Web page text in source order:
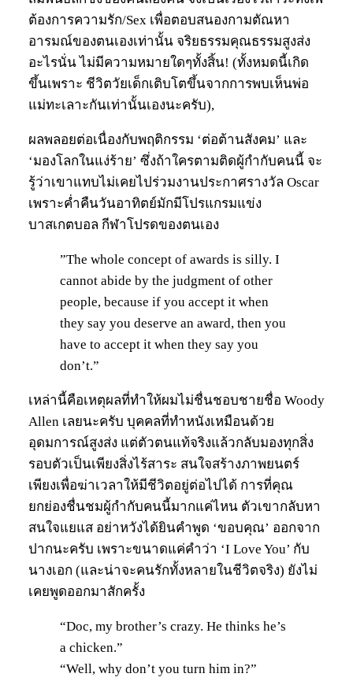
ต้องการความรัก/Sex เพื่อตอบสนองกามตัณหา
อารมณ์ของตนเองเท่านั้น จริยธรรมคุณธรรมสูงส่ง
อะไรนั่น ไม่มีความหมายใดๆทั้งสิ้น! (ทั้งหมดนี้เกิด
ขึ้นเพราะ ชีวิตวัยเด็กเติบโตขึ้นจากการพบเห็นพ่อ
แม่ทะเลาะกันเท่านั้นเองนะครับ),
ผลพลอยต่อเนื่องกับพฤติกรรม ‘ต่อต้านสังคม’ และ
‘มองโลกในแง่ร้าย’ ซึ่งถ้าใครตามติดผู้กำกับคนนี้ จะ
รู้ว่าเขาแทบไม่เคยไปร่วมงานประกาศรางวัล Oscar
เพราะค่ำคืนวันอาทิตย์มักมีโปรแกรมแข่ง
บาสเกตบอล กีฬาโปรดของตนเอง
”The whole concept of awards is silly. I
cannot abide by the judgment of other
people, because if you accept it when
they say you deserve an award, then you
have to accept it when they say you
don’t.”
เหล่านี้คือเหตุผลที่ทำให้ผมไม่ชื่นชอบชายชื่อ Woody
Allen เลยนะครับ บุคคลที่ทำหนังเหมือนด้วย
อุดมการณ์สูงส่ง แต่ตัวตนแท้จริงแล้วกลับมองทุกสิ่ง
รอบตัวเป็นเพียงสิ่งไร้สาระ สนใจสร้างภาพยนตร์
เพียงเพื่อฆ่าเวลาให้มีชีวิตอยู่ต่อไปได้ การที่คุณ
ยกย่องชื่นชมผู้กำกับคนนี้มากแค่ไหน ตัวเขากลับหา
สนใจแยแส อย่าหวังได้ยินคำพูด ‘ขอบคุณ’ ออกจาก
ปากนะครับ เพราะขนาดแค่คำว่า ‘I Love You’ กับ
นางเอก (และน่าจะคนรักทั้งหลายในชีวิตจริง) ยังไม่
เคยพูดออกมาสักครั้ง
“Doc, my brother’s crazy. He thinks he’s
a chicken.”
“Well, why don’t you turn him in?”